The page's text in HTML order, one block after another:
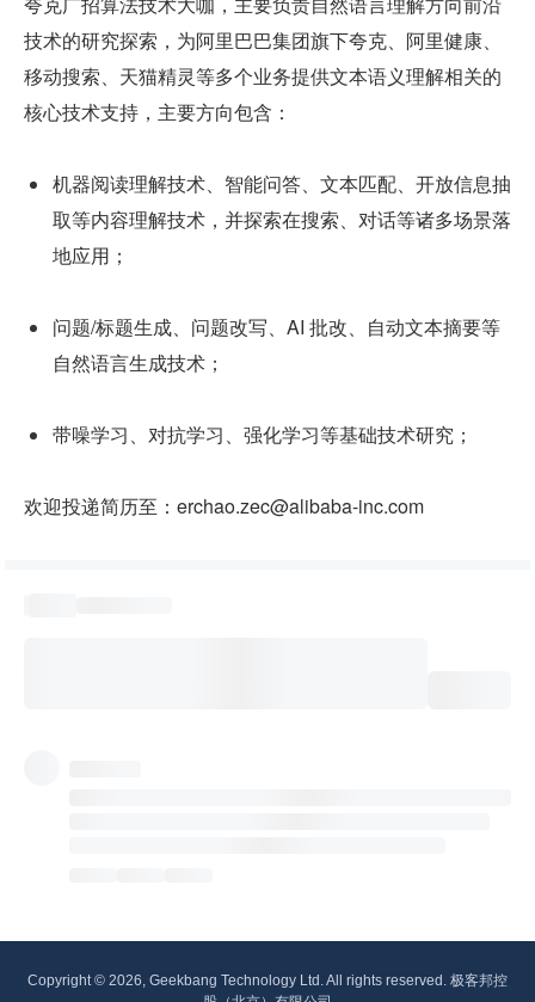
技术的研究探索，为阿里巴巴集团旗下夸克、阿里健康、
移动搜索、天猫精灵等多个业务提供文本语义理解相关的
核心技术支持，主要方向包含：
机器阅读理解技术、智能问答、文本匹配、开放信息抽
取等内容理解技术，并探索在搜索、对话等诸多场景落
地应用；
问题/标题生成、问题改写、AI 批改、自动文本摘要等
自然语言生成技术；
带噪学习、对抗学习、强化学习等基础技术研究；
欢迎投递简历至：erchao.zec@alibaba-inc.com
Copyright © 2026, Geekbang Technology Ltd. All rights reserved. 极客邦控